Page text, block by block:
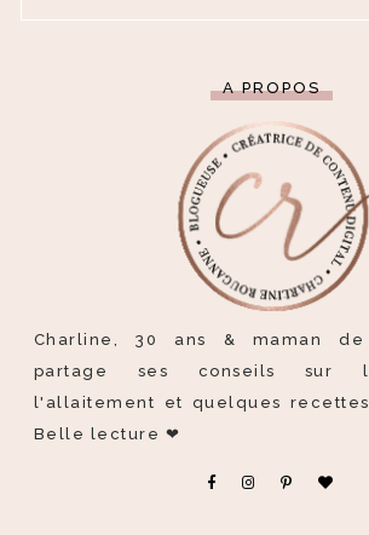
A PROPOS
Charline, 30 ans & maman
partage ses conseils sur
l'allaitement et quelques recettes
Belle lecture ❤